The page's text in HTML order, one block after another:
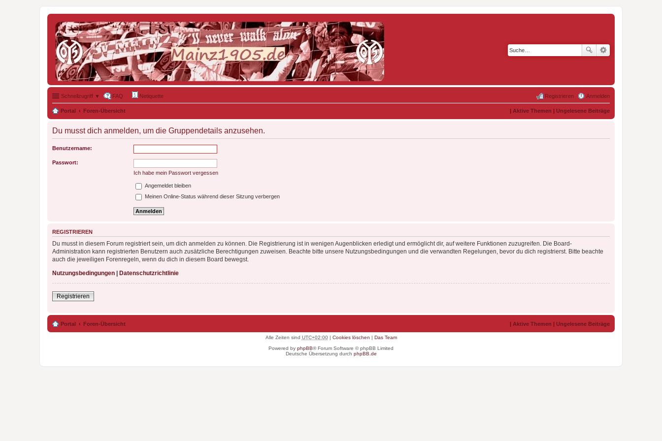
Schnellzugriff ▼ FAQ Netiquette Anmelden
Registrieren
Portal Foren-Übersicht | Aktive Themen | Ungelesene Beiträge
Du musst dich anmelden, um die Gruppendetails anzusehen.
Benutzername:
Passwort:
Ich habe mein Passwort vergessen
Angemeldet bleiben
Meinen Online-Status während dieser Sitzung verbergen
REGISTRIEREN
Du musst in diesem Forum registriert sein, um dich anmelden zu können. Die Registrierung ist in wenigen Augenblicken erledigt und ermöglicht dir, auf weitere Funktionen zuzugreifen. Die Board-
Administration kann registrierten Benutzern auch zusätzliche Berechtigungen zuweisen. Beachte bitte unsere Nutzungsbedingungen und die verwandten Regelungen, bevor du dich registrierst. Bitte beachte
auch die jeweiligen Forenregeln, wenn du dich in diesem Board bewegst.
Nutzungsbedingungen | Datenschutzrichtlinie
Registrieren
Portal Foren-Übersicht | Aktive Themen | Ungelesene Beiträge
Alle Zeiten sind UTC+02:00| Cookies löschen | Das Team
Powered by phpBB® Forum Software © phpBB Limited
Deutsche Übersetzung durch phpBB.de